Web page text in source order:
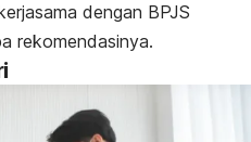
dengan BPJS
rekomendasinya.